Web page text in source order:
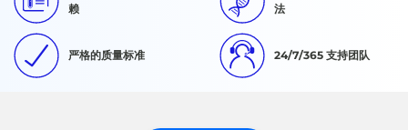
赖
法
严格的质量标准 24/7/365 支持团队